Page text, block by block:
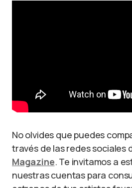
No olvides que puedes
través de las redes sociales
Magazine. Te invitamos a
nuestras cuentas para